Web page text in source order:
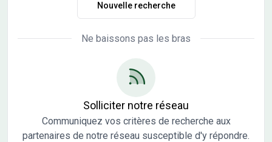
Nouvelle recherche
Ne baissons pas les bras
Solliciter notre réseau
Communiquez vos critères de recherche aux
partenaires de notre réseau susceptible d'y répondre.